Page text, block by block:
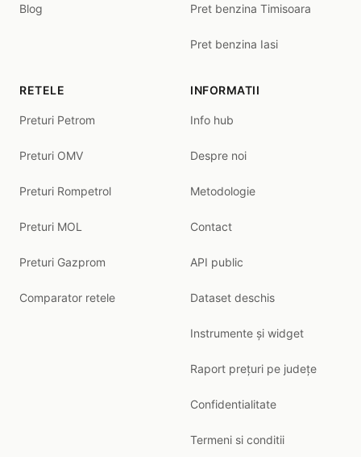
Blog Pret benzina Timisoara
Pret benzina Iasi
RETELE
Preturi Petrom
Preturi OMV
Preturi Rompetrol
Preturi MOL
Preturi Gazprom
Comparator retele
INFORMATII
Info hub
Despre noi
Metodologie
Contact
API public
Dataset deschis
Instrumente și widget
Raport prețuri pe județe
Confidentialitate
Termeni si conditii